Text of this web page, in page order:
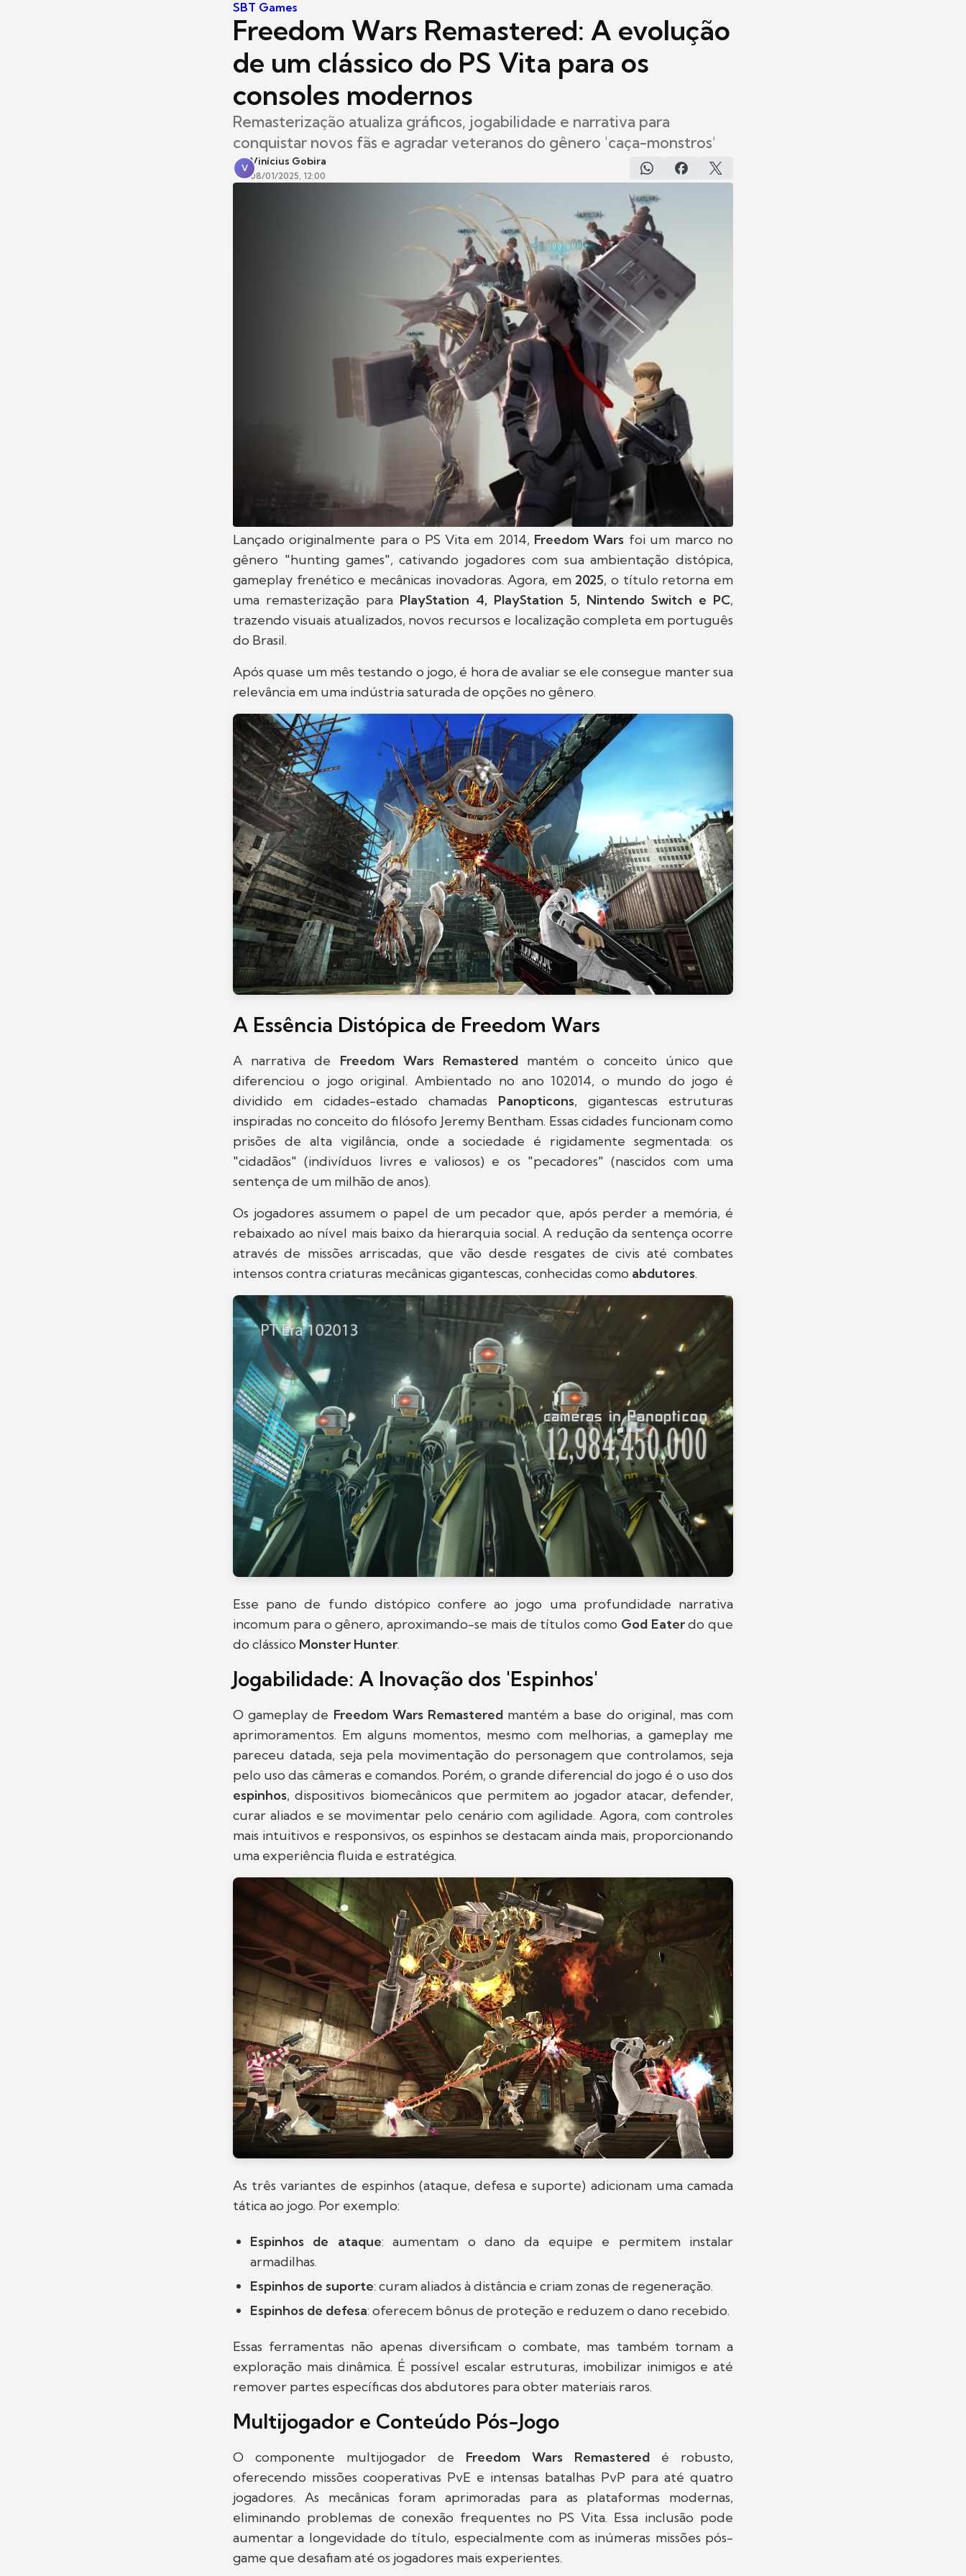
SBT Games
Freedom Wars Remastered: A evolução
de um clássico do PS Vita para os
consoles modernos
Remasterização atualiza gráficos, jogabilidade e narrativa para
conquistar novos fãs e agradar veteranos do gênero 'caça-monstros'
V
Vinícius Gobira
08/01/2025, 12:00
Lançado originalmente para o PS Vita em 2014, Freedom Wars foi um marco no
gênero "hunting games", cativando jogadores com sua ambientação distópica,
gameplay frenético e mecânicas inovadoras. Agora, em 2025, o título retorna em
uma remasterização para PlayStation 4, PlayStation 5, Nintendo Switch e PC,
trazendo visuais atualizados, novos recursos e localização completa em português
do Brasil.
Após quase um mês testando o jogo, é hora de avaliar se ele consegue manter sua
relevância em uma indústria saturada de opções no gênero.
A Essência Distópica de Freedom Wars
A narrativa de Freedom Wars Remastered mantém o conceito único que
diferenciou o jogo original. Ambientado no ano 102014, o mundo do jogo é
dividido em cidades-estado chamadas Panopticons, gigantescas estruturas
inspiradas no conceito do filósofo Jeremy Bentham. Essas cidades funcionam como
prisões de alta vigilância, onde a sociedade é rigidamente segmentada: os
"cidadãos" (indivíduos livres e valiosos) e os "pecadores" (nascidos com uma
sentença de um milhão de anos).
Os jogadores assumem o papel de um pecador que, após perder a memória, é
rebaixado ao nível mais baixo da hierarquia social. A redução da sentença ocorre
através de missões arriscadas, que vão desde resgates de civis até combates
intensos contra criaturas mecânicas gigantescas, conhecidas como abdutores.
Esse pano de fundo distópico confere ao jogo uma profundidade narrativa
incomum para o gênero, aproximando-se mais de títulos como God Eaterdo que
do clássico Monster Hunter.
Jogabilidade: A Inovação dos 'Espinhos'
O gameplay de Freedom Wars Remasteredmantém a base do original, mas com
aprimoramentos. Em alguns momentos, mesmo com melhorias, a gameplay me
pareceu datada, seja pela movimentação do personagem que controlamos, seja
pelo uso das câmeras e comandos. Porém, o grande diferencial do jogo é o uso dos
espinhos, dispositivos biomecânicos que permitem ao jogador atacar, defender,
curar aliados e se movimentar pelo cenário com agilidade. Agora, com controles
mais intuitivos e responsivos, os espinhos se destacam ainda mais, proporcionando
uma experiência fluida e estratégica.
As três variantes de espinhos (ataque, defesa e suporte) adicionam uma camada
tática ao jogo. Por exemplo:
Espinhos de ataque: aumentam o dano da equipe e permitem instalar
armadilhas.
Espinhos de suporte: curam aliados à distância e criam zonas de regeneração.
Espinhos de defesa: oferecem bônus de proteção e reduzem o dano recebido.
Essas ferramentas não apenas diversificam o combate, mas também tornam a
exploração mais dinâmica. É possível escalar estruturas, imobilizar inimigos e até
remover partes específicas dos abdutores para obter materiais raros.
Multijogador e Conteúdo Pós-Jogo
O componente multijogador de Freedom Wars Remastered é robusto,
oferecendo missões cooperativas PvE e intensas batalhas PvP para até quatro
jogadores. As mecânicas foram aprimoradas para as plataformas modernas,
eliminando problemas de conexão frequentes no PS Vita. Essa inclusão pode
aumentar a longevidade do título, especialmente com as inúmeras missões pós-
game que desafiam até os jogadores mais experientes.